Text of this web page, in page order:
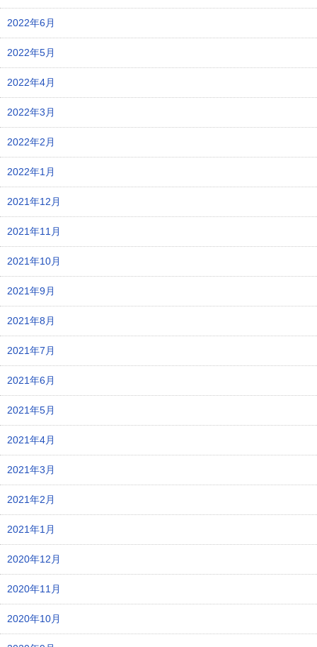
2022年6月
2022年5月
2022年4月
2022年3月
2022年2月
2022年1月
2021年12月
2021年11月
2021年10月
2021年9月
2021年8月
2021年7月
2021年6月
2021年5月
2021年4月
2021年3月
2021年2月
2021年1月
2020年12月
2020年11月
2020年10月